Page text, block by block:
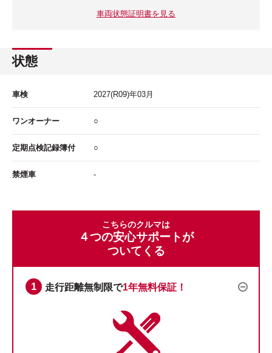
車両状態証明書を見る
状態
車検 2027(R09)年03 月
ワンオーナー ○
定期点検記録簿付 ○
禁煙車 -
こちらのクルマは
４つの安心サポートが
ついてくる
走行距離無制限で1年無料保証！